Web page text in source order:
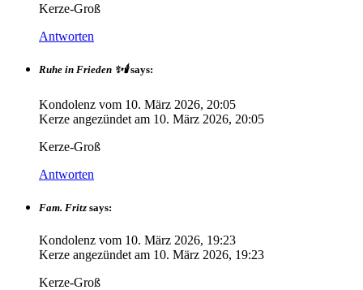
Kerze-Groß
Antworten
Ruhe in Frieden ✨🕯️ says:
Kondolenz vom 10. März 2026, 20:05
Kerze angezündet am 10. März 2026, 20:05
Kerze-Groß
Antworten
Fam. Fritz says:
Kondolenz vom 10. März 2026, 19:23
Kerze angezündet am 10. März 2026, 19:23
Kerze-Groß